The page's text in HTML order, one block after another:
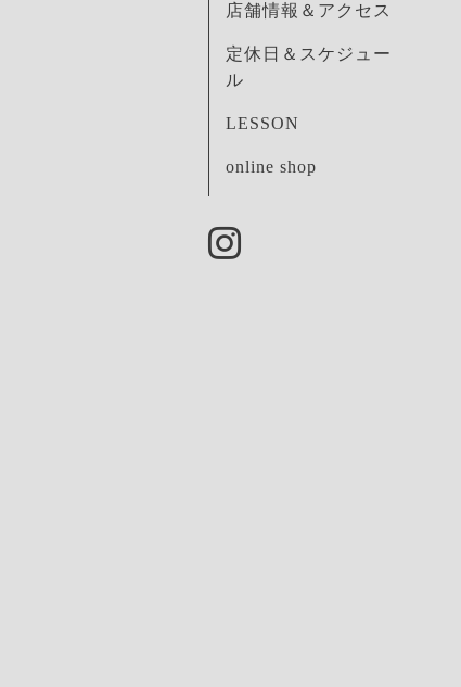
店舗情報＆アクセス
定休日＆スケジュー
ル
LESSON
online shop